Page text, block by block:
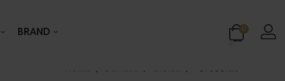
BRAND 0
Home Bambini Gioielli Orecchini